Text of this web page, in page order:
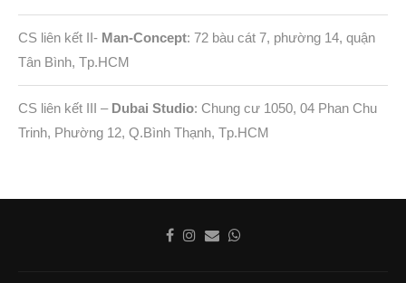
CS liên kết II- Man-Concept: 72 bàu cát 7, phường 14, quận
Tân Bình, Tp.HCM
CS liên kết III – Dubai Studio: Chung cư 1050, 04 Phan Chu
Trinh, Phường 12, Q.Bình Thạnh, Tp.HCM